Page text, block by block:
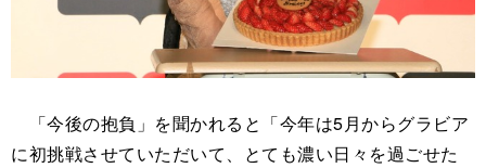
「今後の抱負」を聞かれると「今年は5月からグラビア
に初挑戦させていただいて、とても濃い日々を過ごせた